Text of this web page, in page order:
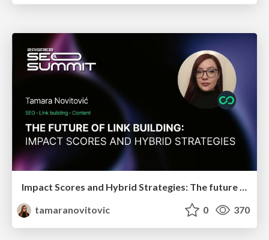
Impact Scores and Hybrid Strategies: The future of link building
tamaranovitovic
0 370